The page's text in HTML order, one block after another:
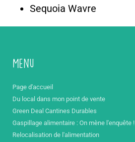
Sequoia Wavre
Menu
Page d'accueil
Du local dans mon point de vente
Green Deal Cantines Durables
Gaspillage alimentaire : On mène l'enquête !
Relocalisation de l'alimentation